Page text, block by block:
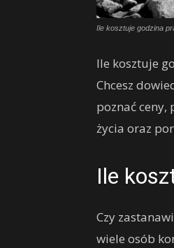
Ile kosztuje godzina
Ile kosztuje
Chcesz
poznać ceny,
życia oraz
Ile
Czy
wiele osób